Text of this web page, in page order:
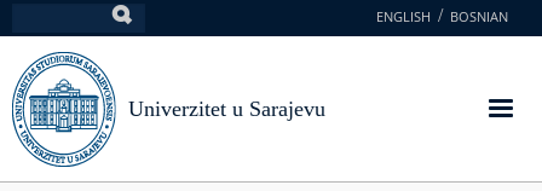
na
glavni
sadržaj
ENGLISH BOSNIAN
Univerzitet u Sarajevu